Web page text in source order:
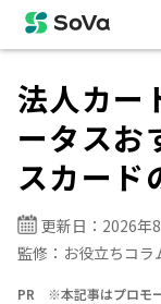
法人カー
ータスお
スカード
更新日： 2026年
監修： お役立ちコラ
PR ※本記事はプロモー